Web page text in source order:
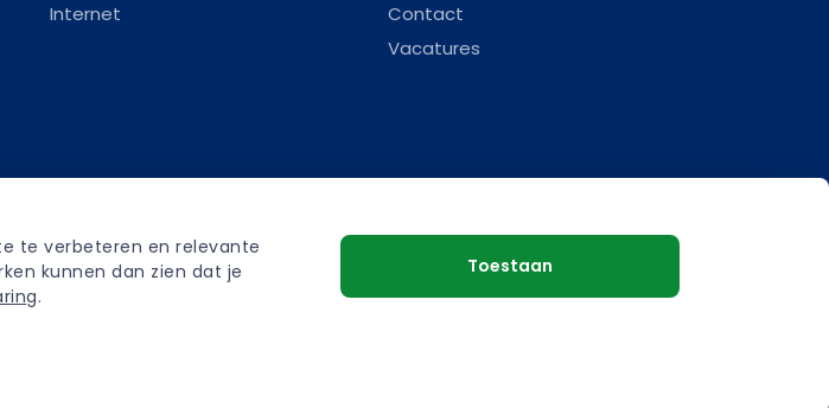
te verbeteren en relevante
kunnen dan zien dat je
.
Toestaan
Internet
Contact
Vacatures